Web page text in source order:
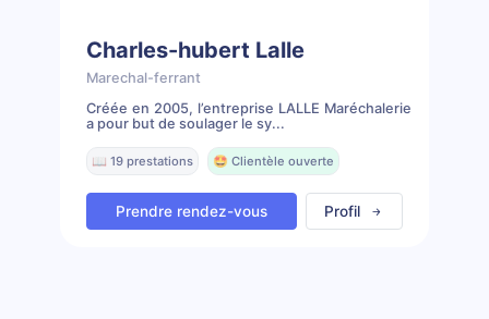
Charles-hubert Lalle
Marechal-ferrant
Créée en 2005, l’entreprise LALLE Maréchalerie
a pour but de soulager le sy...
📖 19 prestations 🤩 Clientèle ouverte
Prendre rendez-vous Profil